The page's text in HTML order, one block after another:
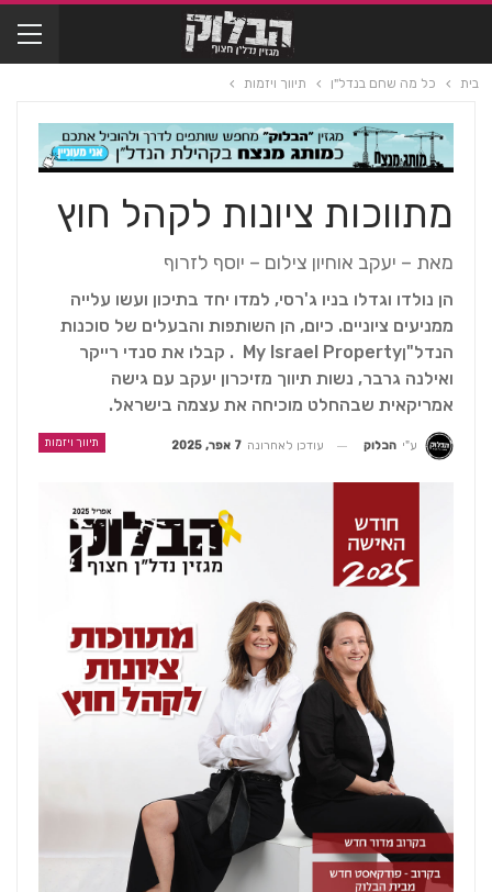
בית כל מה שחם בנדל"ן תיווך ויזמות
מתווכות ציונות לקהל חוץ
מאת – יעקב אוחיון צילום – יוסף לזרוף
הן נולדו וגדלו בניו ג'רסי, למדו יחד בתיכון ועשו עלייה
ממניעים ציוניים. כיום, הן השותפות והבעלים של סוכנות
הנדל"ןMy Israel Property . קבלו את סנדי רייקר
ואילנה גרבר, נשות תיווך מזיכרון יעקב עם גישה
אמריקאית שבהחלט מוכיחה את עצמה בישראל.
תיווך ויזמות ע"י הבלוק עודכן לאחרונה 7 אפר, 2025